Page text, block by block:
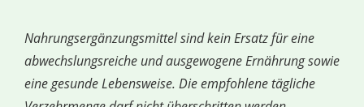
Nahrungsergänzungsmittel sind kein Ersatz für eine
abwechslungsreiche und ausgewogene Ernährung sowie
eine gesunde Lebensweise. Die empfohlene tägliche